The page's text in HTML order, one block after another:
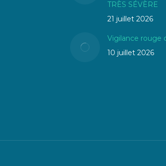
TRÈS SÉVÈRE
21 juillet 2026
Vigilance rouge
10 juillet 2026